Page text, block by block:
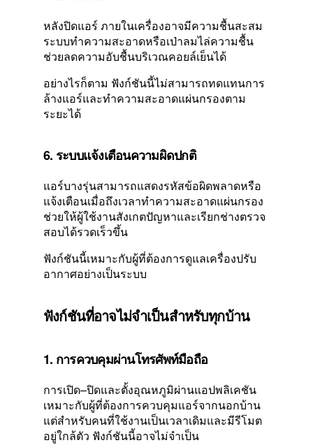
หลังปิดแอร์ ภายในเครื่องอาจมีความชื้นสะสม
ระบบทำความสะอาดหรือเป่าลมไล่ความชื้น
ช่วยลดความอับชื้นบริเวณคอยล์เย็นได้
อย่างไรก็ตาม ฟังก์ชันนี้ไม่สามารถทดแทนการ
ล้างแอร์และทำความสะอาดแผ่นกรองตาม
ระยะได้
6. ระบบแจ้งเตือนความผิดปกติ
แอร์บางรุ่นสามารถแสดงรหัสข้อผิดพลาดหรือ
แจ้งเตือนเมื่อถึงเวลาทำความสะอาดแผ่นกรอง
ช่วยให้ผู้ใช้งานสังเกตปัญหาและเรียกช่างตรวจ
สอบได้รวดเร็วขึ้น
ฟังก์ชันนี้เหมาะกับผู้ที่ต้องการดูแลเครื่องปรับ
อากาศอย่างเป็นระบบ
ฟังก์ชันที่อาจไม่จำเป็นสำหรับทุกบ้าน
1. การควบคุมผ่านโทรศัพท์มือถือ
การเปิด–ปิดและตั้งอุณหภูมิผ่านแอปพลิเคชัน
เหมาะกับผู้ที่ต้องการควบคุมแอร์จากนอกบ้าน
แต่สำหรับคนที่ใช้งานเป็นเวลาเดิมและมีรีโมต
อยู่ใกล้ตัว ฟังก์ชันนี้อาจไม่จำเป็น